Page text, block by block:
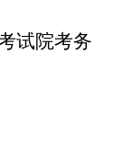
试院考务